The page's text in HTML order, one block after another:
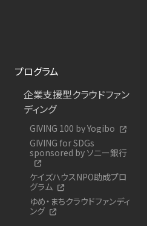
プログラム
企業支援型クラウドファン
ディング
GIVING 100 by Yogibo
GIVING for SDGs
sponsored by ソニー銀行
ケイズハウスNPO助成プロ
グラム
ゆめ・まちクラウドファンディ
ング